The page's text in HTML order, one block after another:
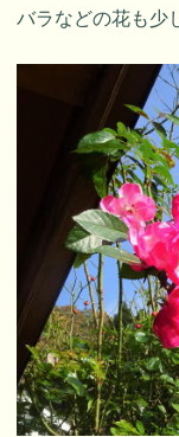
バラなどの花も少